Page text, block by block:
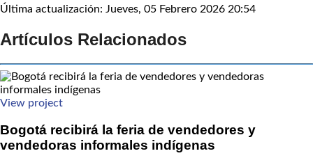
Última actualización: Jueves, 05 Febrero 2026 20:54
Artículos Relacionados
View project
Bogotá recibirá la feria de vendedores y
vendedoras informales indígenas